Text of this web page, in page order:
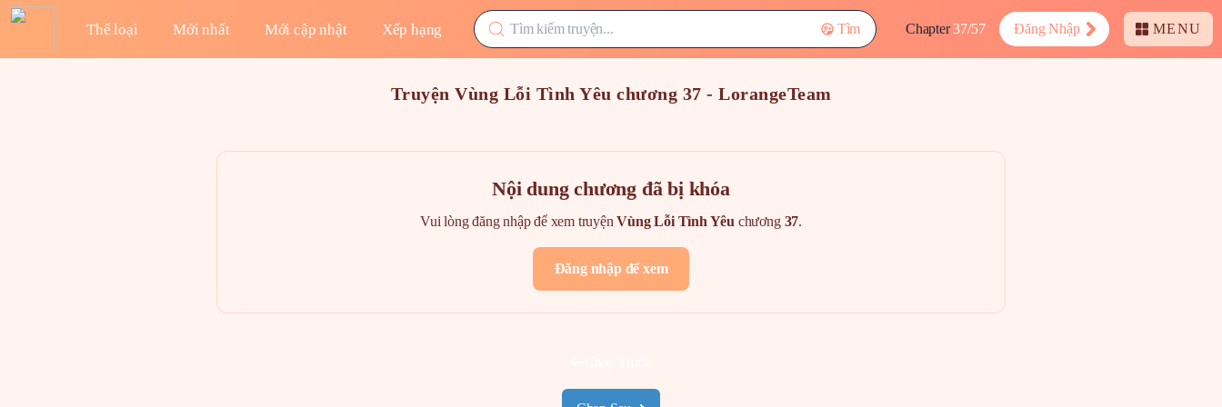
Thể loại Mới nhất Mới cập nhật Xếp hạng Tìm Chapter 37/57 Đăng Nhập MENU
Truyện Vùng Lỗi Tình Yêu chương 37 - LorangeTeam
Nội dung chương đã bị khóa
Vui lòng đăng nhập để xem truyệnVùng Lỗi Tình Yêu chương 37.
Đăng nhập để xem